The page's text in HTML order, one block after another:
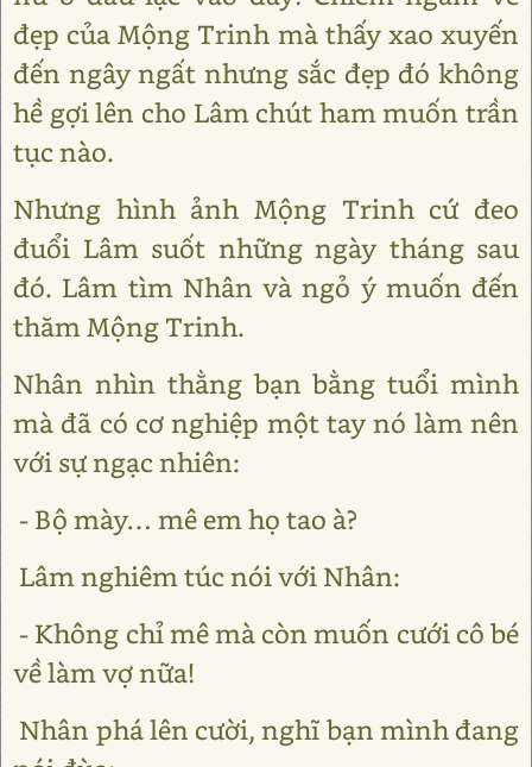
đẹp của Mộng Trinh mà thấy xao xuyến
đến ngây ngất nhưng sắc đẹp đó không
hề gợi lên cho Lâm chút ham muốn trần
tục nào.
Nhưng hình ảnh Mộng Trinh cứ đeo
đuổi Lâm suốt những ngày tháng sau
đó. Lâm tìm Nhân và ngỏ ý muốn đến
thăm Mộng Trinh.
Nhân nhìn thằng bạn bằng tuổi mình
mà đã có cơ nghiệp một tay nó làm nên
với sự ngạc nhiên:
- Bộ mày… mê em họ tao à?
Lâm nghiêm túc nói với Nhân:
- Không chỉ mê mà còn muốn cưới cô bé
về làm vợ nữa!
Nhân phá lên cười, nghĩ bạn mình đang